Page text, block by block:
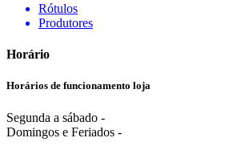
Rótulos
Produtores
Horário
Horários de funcionamento loja
Segunda a sábado -
Domingos e Feriados -